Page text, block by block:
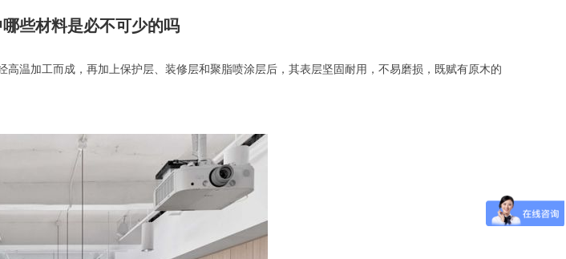
些材料是必不可少的吗
温加工而成，再加上保护层、装修层和聚脂喷涂层后，其表层坚固耐用，不易磨损，既赋有原木的